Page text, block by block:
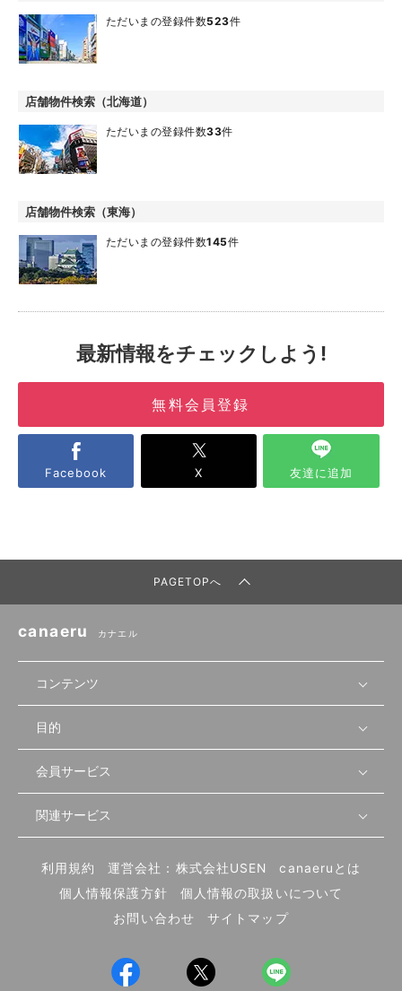
ただいまの登録件数523件
店舗物件検索（北海道）
ただいまの登録件数33件
店舗物件検索（東海）
ただいまの登録件数145件
最新情報をチェックしよう!
無料会員登録
Facebook X 友達に追加
PAGETOPへ
canaeru カナエル
コンテンツ
無料開業相談
セミナー情報
セミナー動画
物件を探す
首都圏
北海道
先輩開業者の声
開業・経営に関する記事
編集ポリシー
業態別の開業方法
UIターン開業特集
目的
店舗運営
物件
内装・設備
食材・仕入れ
会員サービス
会員登録
ログイン
関連サービス
飲食店サクセスガイド（外部サイト）
利用規約 運営会社：株式会社USEN
canaeruとは
個人情報保護方針
個人情報の取扱いについて
お問い合わせ
サイトマップ